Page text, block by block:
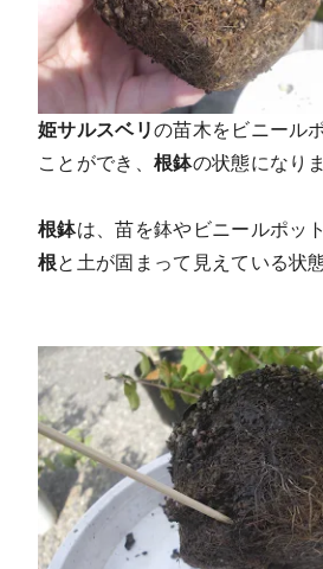
姫サルスベリの苗木をビニール
ことができ、 根鉢の状態になり
根鉢は、苗を鉢やビニールポッ
根と土が固まって見えている状